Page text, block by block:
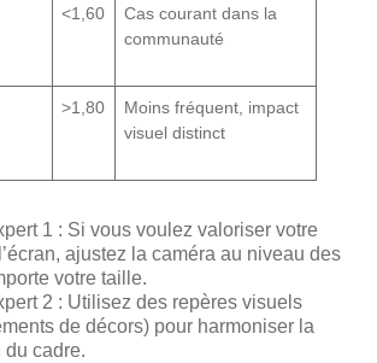
<1,60
Cas courant dans la
communauté
>1,80
Moins fréquent, impact
visuel distinct
1 : Si vous voulez valoriser votre
ajustez la caméra au niveau des
votre taille.
2 : Utilisez des repères visuels
de décors) pour harmoniser la
cadre.